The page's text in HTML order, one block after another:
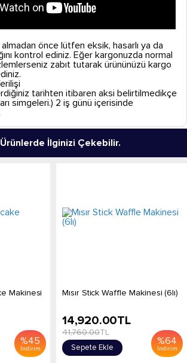
önce lütfen eksik, hasarlı ya da
kontrol ediniz. Eğer kargonuzda normal
zabıt tutarak ürününüzü kargo
tarihten itibaren aksi belirtilmedikçe
simgeleri.) 2 iş günü içerisinde
İlginizi Çekebilir.
Makinesi
%45
İndirim
Mısır Stick Waffle Makinesi (6lı)
%64
İndirim
14,920.00TL
41,760.00TL
Sepete Ekle